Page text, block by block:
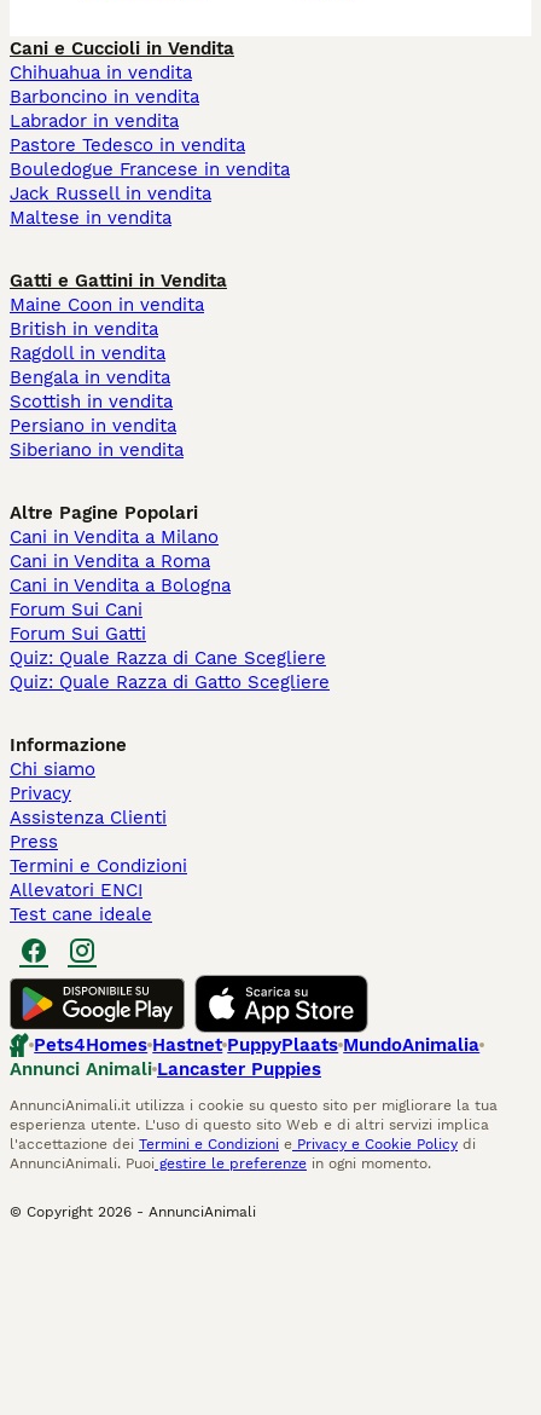
Cani e Cuccioli in Vendita
Chihuahua in vendita
Barboncino in vendita
Labrador in vendita
Pastore Tedesco in vendita
Bouledogue Francese in vendita
Jack Russell in vendita
Maltese in vendita
Gatti e Gattini in Vendita
Maine Coon in vendita
British in vendita
Ragdoll in vendita
Bengala in vendita
Scottish in vendita
Persiano in vendita
Siberiano in vendita
Altre Pagine Popolari
Cani in Vendita a Milano
Cani in Vendita a Roma
Cani in Vendita a Bologna
Forum Sui Cani
Forum Sui Gatti
Quiz: Quale Razza di Cane Scegliere
Quiz: Quale Razza di Gatto Scegliere
Informazione
Chi siamo
Privacy
Assistenza Clienti
Press
Termini e Condizioni
Allevatori ENCI
Test cane ideale
Pets4Homes Hastnet PuppyPlaats MundoAnimalia
Annunci Animali Lancaster Puppies
AnnunciAnimali.it utilizza i cookie su questo sito per migliorare la tua
esperienza utente. L'uso di questo sito Web e di altri servizi implica
l'accettazione dei Termini e Condizioni e Privacy e Cookie Policy di
AnnunciAnimali. Puoi gestire le preferenze in ogni momento.
© Copyright 2026 - AnnunciAnimali